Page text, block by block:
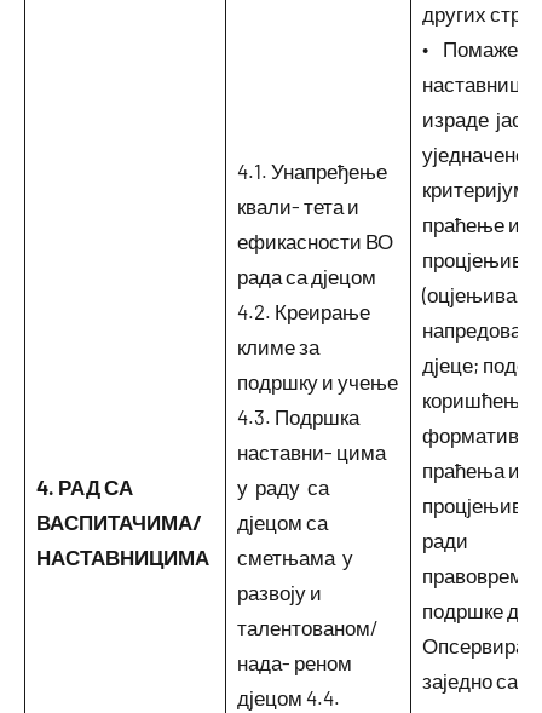
4. РАД СА
ВАСПИТАЧИМА/
НАСТАВНИЦИМА
4.1. Унапређење
квали- тета и
ефикасности ВО
рада са дјецом
4.2. Креирање
климе за
подршку и учење
4.3. Подршка
наставни- цима
у раду са
дјецом са
сметњама у
развоју и
талентованом/
нада- реном
дјецом 4.4.
других
• Помаже
израде
уједначене
критеријуме
праћење и
дјеце;
коришћење
праћења и
ради
подршке
Опсервира
заједно са